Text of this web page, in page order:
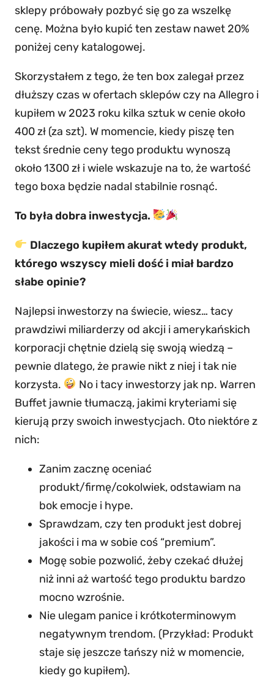
sklepy próbowały pozbyć się go za wszelkę
cenę. Można było kupić ten zestaw nawet 20%
poniżej ceny katalogowej.
Skorzystałem z tego, że ten box zalegał przez
dłuższy czas w ofertach sklepów czy na Allegro i
kupiłem w 2023 roku kilka sztuk w cenie około
400 zł (za szt). W momencie, kiedy piszę ten
tekst średnie ceny tego produktu wynoszą
około 1300 zł i wiele wskazuje na to, że wartość
tego boxa będzie nadal stabilnie rosnąć.
To była dobra inwestycja.
Dlaczego kupiłem akurat wtedy produkt,
którego wszyscy mieli dość i miał bardzo
słabe opinie?
Najlepsi inwestorzy na świecie, wiesz… tacy
prawdziwi miliarderzy od akcji i amerykańskich
korporacji chętnie dzielą się swoją wiedzą –
pewnie dlatego, że prawie nikt z niej i tak nie
korzysta.
No i tacy inwestorzy jak np. Warren
Buffet jawnie tłumaczą, jakimi kryteriami się
kierują przy swoich inwestycjach. Oto niektóre z
nich:
Zanim zacznę oceniać
produkt/firmę/cokolwiek, odstawiam na
bok emocje i hype.
Sprawdzam, czy ten produkt jest dobrej
jakości i ma w sobie coś “premium”.
Mogę sobie pozwolić, żeby czekać dłużej
niż inni aż wartość tego produktu bardzo
mocno wzrośnie.
Nie ulegam panice i krótkoterminowym
negatywnym trendom. (Przykład: Produkt
staje się jeszcze tańszy niż w momencie,
kiedy go kupiłem).